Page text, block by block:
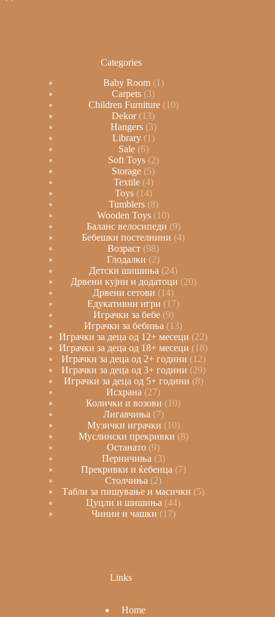
Categories
Baby Room 1
Carpets 3
Children Furniture 10
Dekor
13
Hangers 3
Library 1
Sale 6
Soft Toys 2
Storage 5
Textile 4
Toys 14
Tumblers 8
Wooden Toys
10
Баланс велосипеди 9
Бебешки постелнини 4
Возраст 98
Глодалки
2
Детски шишиња
24
Дрвени кујни и додатоци 20
Дрвени сетови
14
Едукативни игри
17
Играчки за бебе 9
Играчки за бебиња
13
Играчки за деца од 12+ месеци
22
Играчки за деца од 18+ месеци
18
Играчки за деца од 2+ години 12
Играчки за деца од 3+ години 29
Играчки за деца од 5+ години 8
Исхрана
27
Колички и возови
10
Лигавчиња 7
Музички играчки 10
Муслински прекривки 8
Останато 9
Перничиња 3
Прекривки и ќебенца 7
Столчиња
2
Табли за пишување и масички
5
Цуцли и шишиња 44
Чинии и чашки 17
Links
Home